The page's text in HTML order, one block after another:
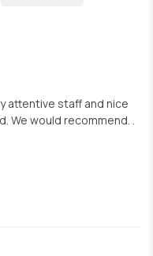
attentive staff and nice
We would recommend. .